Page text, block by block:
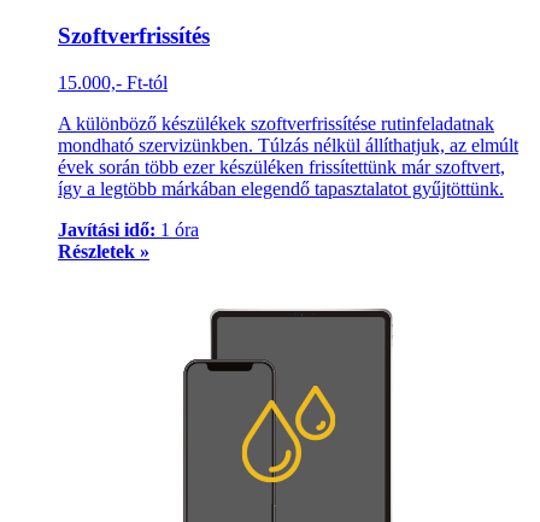
Szoftverfrissítés
15.000,- Ft-tól
A különböző készülékek szoftverfrissítése rutinfeladatnak
mondható szervizünkben. Túlzás nélkül állíthatjuk, az elmúlt
évek során több ezer készüléken frissítettünk már szoftvert,
így a legtöbb márkában elegendő tapasztalatot gyűjtöttünk.
Javítási idő: 1 óra
Részletek »